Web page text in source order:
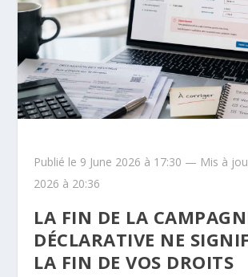
Publié le 9 June 2026 à 17:30 — Mis à
2026 à 20:36
LA FIN DE LA
DÉCLARATIVE NE
LA FIN DE VOS DROITS